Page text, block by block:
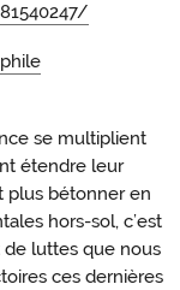
se multiplient
étendre leur
plus bétonner en
hors-sol, c’est
luttes que nous
ces dernières